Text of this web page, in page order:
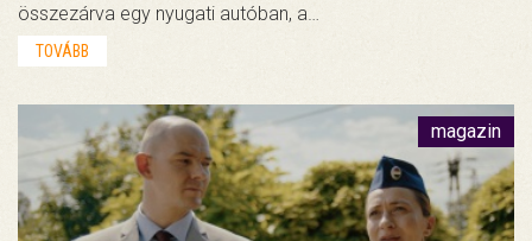
összezárva egy nyugati autóban, a…
TOVÁBB
magazin